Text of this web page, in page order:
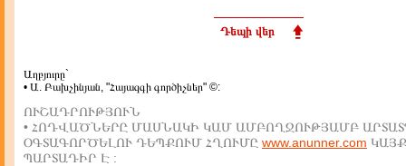
Դեպի վեր
Աղբյուրը`
• Ա. Բախչինյան, "Հայազգի գործիչներ" ©:
ՈՒՇԱԴՐՈՒԹՅՈՒՆ
• ՀՈԴՎԱԾՆԵՐԸ ՄԱՍՆԱԿԻ ԿԱՄ ԱՄԲՈՂՋՈՒԹՅԱՄԲ
ՕԳՏԱԳՈՐԾԵԼՈՒ ԴԵՊՔՈՒՄ ՀՂՈՒՄԸ www.anunner.com
ՊԱՐՏԱԴԻՐ Է :